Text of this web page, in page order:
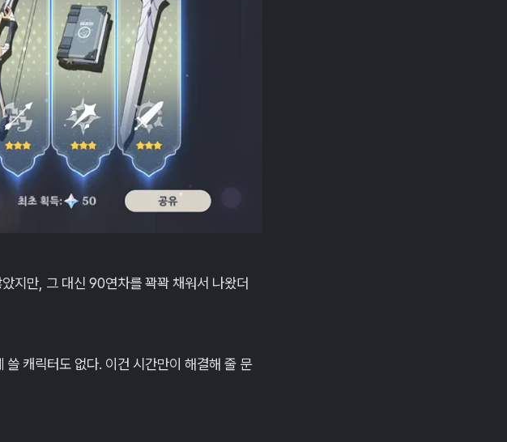
지만, 그 대신 90연차를 꽉꽉 채워서 나왔더
캐릭터도 없다. 이건 시간만이 해결해 줄 문